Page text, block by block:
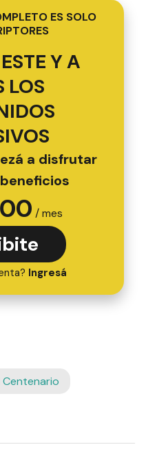
ES SOLO
Y A
LOS
a disfrutar
/ mes
Ingresá